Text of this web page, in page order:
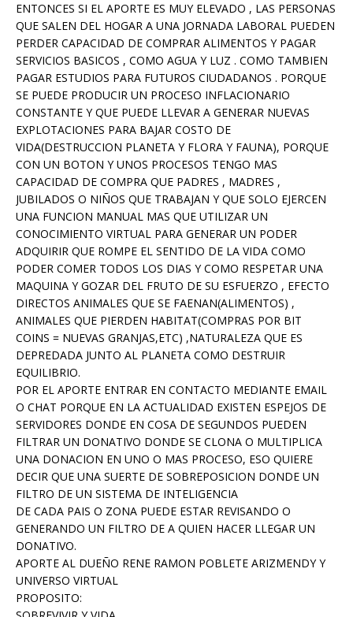
ENTONCES SI EL APORTE ES MUY ELEVADO , LAS PERSONAS
QUE SALEN DEL HOGAR A UNA JORNADA LABORAL PUEDEN
PERDER CAPACIDAD DE COMPRAR ALIMENTOS Y PAGAR
SERVICIOS BASICOS , COMO AGUA Y LUZ . COMO TAMBIEN
PAGAR ESTUDIOS PARA FUTUROS CIUDADANOS . PORQUE
SE PUEDE PRODUCIR UN PROCESO INFLACIONARIO
CONSTANTE Y QUE PUEDE LLEVAR A GENERAR NUEVAS
EXPLOTACIONES PARA BAJAR COSTO DE
VIDA(DESTRUCCION PLANETA Y FLORA Y FAUNA), PORQUE
CON UN BOTON Y UNOS PROCESOS TENGO MAS
CAPACIDAD DE COMPRA QUE PADRES , MADRES ,
JUBILADOS O NIÑOS QUE TRABAJAN Y QUE SOLO EJERCEN
UNA FUNCION MANUAL MAS QUE UTILIZAR UN
CONOCIMIENTO VIRTUAL PARA GENERAR UN PODER
ADQUIRIR QUE ROMPE EL SENTIDO DE LA VIDA COMO
PODER COMER TODOS LOS DIAS Y COMO RESPETAR UNA
MAQUINA Y GOZAR DEL FRUTO DE SU ESFUERZO , EFECTO
DIRECTOS ANIMALES QUE SE FAENAN(ALIMENTOS) ,
ANIMALES QUE PIERDEN HABITAT(COMPRAS POR BIT
COINS = NUEVAS GRANJAS,ETC) ,NATURALEZA QUE ES
DEPREDADA JUNTO AL PLANETA COMO DESTRUIR
EQUILIBRIO.
POR EL APORTE ENTRAR EN CONTACTO MEDIANTE EMAIL
O CHAT PORQUE EN LA ACTUALIDAD EXISTEN ESPEJOS DE
SERVIDORES DONDE EN COSA DE SEGUNDOS PUEDEN
FILTRAR UN DONATIVO DONDE SE CLONA O MULTIPLICA
UNA DONACION EN UNO O MAS PROCESO, ESO QUIERE
DECIR QUE UNA SUERTE DE SOBREPOSICION DONDE UN
FILTRO DE UN SISTEMA DE INTELIGENCIA
DE CADA PAIS O ZONA PUEDE ESTAR REVISANDO O
GENERANDO UN FILTRO DE A QUIEN HACER LLEGAR UN
DONATIVO.
APORTE AL DUEÑO RENE RAMON POBLETE ARIZMENDY Y
UNIVERSO VIRTUAL
PROPOSITO: